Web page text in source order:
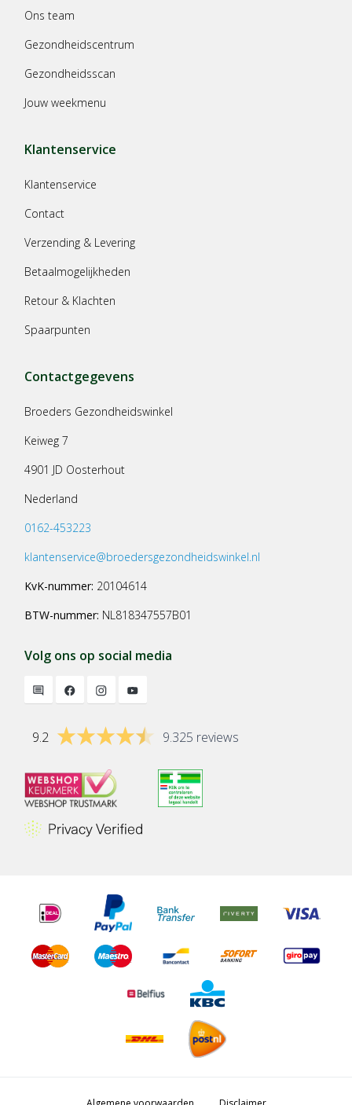
Ons team
Gezondheidscentrum
Gezondheidsscan
Jouw weekmenu
Klantenservice
Klantenservice
Contact
Verzending & Levering
Betaalmogelijkheden
Retour & Klachten
Spaarpunten
Contactgegevens
Broeders Gezondheidswinkel
Keiweg 7
4901 JD Oosterhout
Nederland
0162-453223
klantenservice@broedersgezondheidswinkel.nl
KvK-nummer: 20104614
BTW-nummer: NL818347557B01
Volg ons op social media
9.2 9.325 reviews